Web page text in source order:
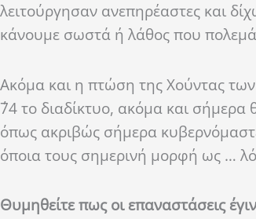
λειτούργησαν ανεπηρέαστες και
κάνουμε σωστά ή λάθος που
Ακόμα και η πτώση της Χούντας των
΄74 το διαδίκτυο, ακόμα και
όπως ακριβώς σήμερα
όποια τους σημερινή μορφή ως …
Θυμηθείτε πως οι επαναστάσεις